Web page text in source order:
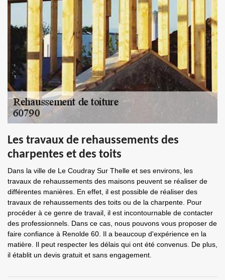
Les travaux de rehaussements des
charpentes et des toits
Dans la ville de Le Coudray Sur Thelle et ses environs, les
travaux de rehaussements des maisons peuvent se réaliser de
différentes manières. En effet, il est possible de réaliser des
travaux de rehaussements des toits ou de la charpente. Pour
procéder à ce genre de travail, il est incontournable de contacter
des professionnels. Dans ce cas, nous pouvons vous proposer de
faire confiance à Renolde 60. Il a beaucoup d'expérience en la
matière. Il peut respecter les délais qui ont été convenus. De plus,
il établit un devis gratuit et sans engagement.